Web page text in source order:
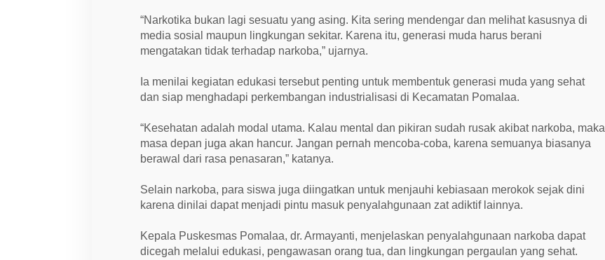
“Narkotika bukan lagi sesuatu yang asing. Kita sering mendengar dan melihat kasusnya di
media sosial maupun lingkungan sekitar. Karena itu, generasi muda harus berani
mengatakan tidak terhadap narkoba,” ujarnya.
Ia menilai kegiatan edukasi tersebut penting untuk membentuk generasi muda yang sehat
dan siap menghadapi perkembangan industrialisasi di Kecamatan Pomalaa.
“Kesehatan adalah modal utama. Kalau mental dan pikiran sudah rusak akibat narkoba, maka
masa depan juga akan hancur. Jangan pernah mencoba-coba, karena semuanya biasanya
berawal dari rasa penasaran,” katanya.
Selain narkoba, para siswa juga diingatkan untuk menjauhi kebiasaan merokok sejak dini
karena dinilai dapat menjadi pintu masuk penyalahgunaan zat adiktif lainnya.
Kepala Puskesmas Pomalaa, dr. Armayanti, menjelaskan penyalahgunaan narkoba dapat
dicegah melalui edukasi, pengawasan orang tua, dan lingkungan pergaulan yang sehat.